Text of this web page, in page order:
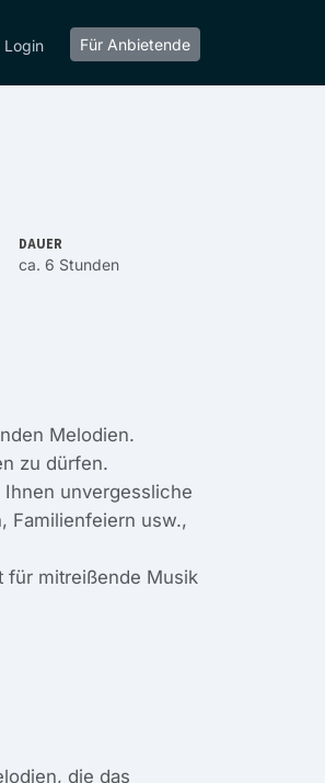
Login Für Anbietende
DAUER
ca. 6 Stunden
Melodien.
zu dürfen.
unvergessliche
Familienfeiern usw.,
für mitreißende Musik
die das